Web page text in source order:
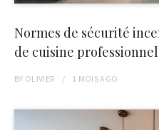
Normes de sécurité
de cuisine
BY OLIVIER 1 MOISAGO